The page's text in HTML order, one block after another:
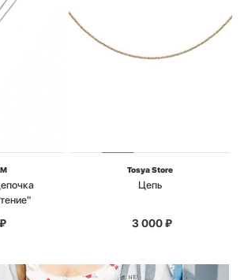
₽
Tosya Store
Цепь
3 000₽